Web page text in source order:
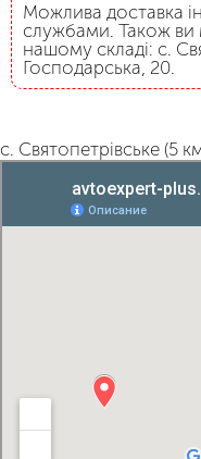
Можлива доставка
службами. Також ви
нашому складі: с.
Господарська, 20.
с. Святопетрівське (5